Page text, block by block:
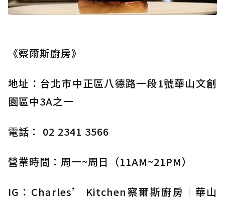
《察爾斯廚房》
地址：台北市中正區八德路一段1號華山文創
園區中3A之一
電話： 02 2341 3566
營業時間：周一~周日（11AM~21PM）
IG： Charles’ Kitchen察爾斯廚房｜華山